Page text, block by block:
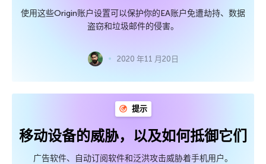
使用这些Origin账户设置可以保护你的EA账户免遭劫持、数据
盗窃和垃圾邮件的侵害。
2020 年11 月20日
提示
移动设备的威胁，以及如何抵御它们
广告软件、自动订阅软件和泛洪攻击威胁着手机用户。